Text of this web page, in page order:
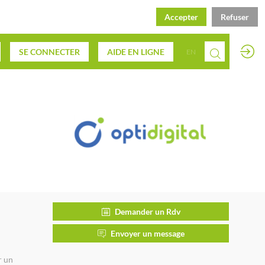
SE CONNECTER AIDE EN LIGNE EN
Demander un Rdv
Envoyer un message
un
Accepter Refuser